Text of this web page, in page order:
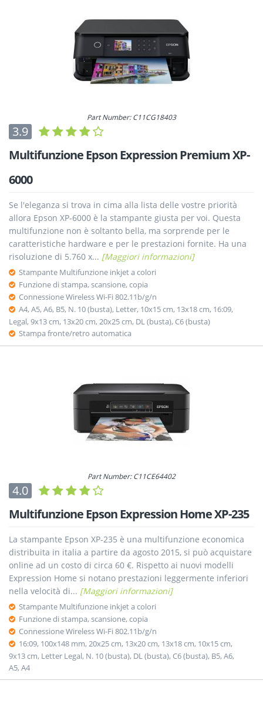
Part Number: C11CG18403
3.9
Multifunzione Epson Expression Premium XP-
6000
Se l'eleganza si trova in cima alla lista delle vostre priorità
allora Epson XP-6000 è la stampante giusta per voi. Questa
multifunzione non è soltanto bella, ma sorprende per le
caratteristiche hardware e per le prestazioni fornite. Ha una
risoluzione di 5.760 x... [Maggiori informazioni]
Stampante Multifunzione inkjet a colori
Funzione di stampa, scansione, copia
Connessione Wireless Wi-Fi 802.11b/g/n
A4, A5, A6, B5, N. 10 (busta), Letter, 10x15 cm, 13x18 cm, 16:09,
Legal, 9x13 cm, 13x20 cm, 20x25 cm, DL (busta), C6 (busta)
Stampa fronte/retro automatica
Part Number: C11CE64402
4.0
Multifunzione Epson Expression Home XP-235
La stampante Epson XP-235 è una multifunzione economica
distribuita in italia a partire da agosto 2015, si può acquistare
online ad un costo di circa 60 €. Rispetto ai nuovi modelli
Expression Home si notano prestazioni leggermente inferiori
nella velocità di... [Maggiori informazioni]
Stampante Multifunzione inkjet a colori
Funzione di stampa, scansione, copia
Connessione Wireless Wi-Fi 802.11b/g/n
16:09, 100x148 mm, 20x25 cm, 13x20 cm, 13x18 cm, 10x15 cm,
9x13 cm, Letter Legal, N. 10 (busta), DL (busta), C6 (busta), B5, A6,
A5, A4